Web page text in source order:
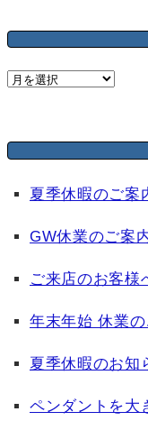
Archive
夏季休暇のご案
GW休業のご案
ご来店のお客様
年末年始 休業
夏季休暇のお知
ペンダントを大